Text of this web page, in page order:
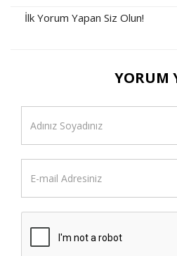
İlk Yorum Yapan Siz Olun!
YORUM